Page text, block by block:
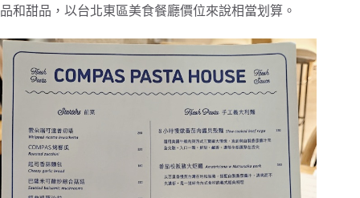
品和甜品，以台北東區美食餐廳價位來說相當划算。